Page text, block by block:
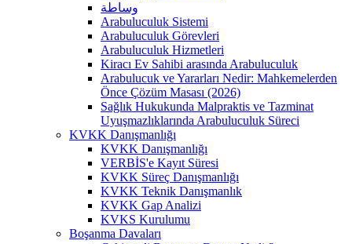
وساطة
Arabuluculuk Sistemi
Arabuluculuk Görevleri
Arabuluculuk Hizmetleri
Kiracı Ev Sahibi arasında Arabuluculuk
Arabulucuk ve Yararları Nedir: Mahkemelerden
Önce Çözüm Masası (2026)
Sağlık Hukukunda Malpraktis ve Tazminat
Uyuşmazlıklarında Arabuluculuk Süreci
KVKK Danışmanlığı
KVKK Danışmanlığı
VERBİS'e Kayıt Süresi
KVKK Süreç Danışmanlığı
KVKK Teknik Danışmanlık
KVKK Gap Analizi
KVKS Kurulumu
Boşanma Davaları